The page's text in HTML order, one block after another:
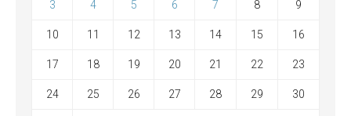
3 4 5 6 7 8 9
10 11 12 13 14 15 16
17 18 19 20 21 22 23
24 25 26 27 28 29 30